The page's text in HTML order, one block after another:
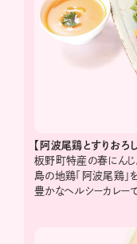
【阿波尾鶏とすりおろ
板野町特産の春にんじ
島の地鶏「阿波尾鶏」
豊かなヘルシーカレーで